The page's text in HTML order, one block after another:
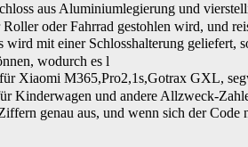
aus Aluminiumlegierung und
oder Fahrrad gestohlen wird, und
mit einer Schlosshalterung geliefert,
wodurch es l
Xiaomi M365,Pro2,1s,Gotrax GXL,
Kinderwagen und andere Allzweck-
genau aus, und wenn sich der